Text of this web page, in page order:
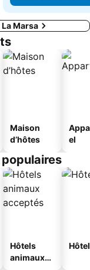
Marsa
Maison
d’hôtes
el
Hôtels
animaux